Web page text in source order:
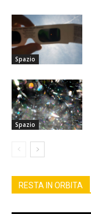
Spazio
Spazio
RESTA IN ORBITA